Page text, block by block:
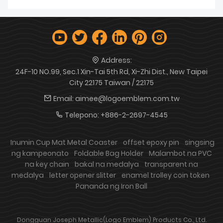
Address:
24F-10 NO.99, Sec.1 Xin-Tai 5th Rd, Xi-Zhi Dist., New Taipei
City 22175 Taiwan / 22175
Email: aimee@logoemblem.com.tw
Telepono: +886-2-2697-4545
Inumin Cup Mat Metal Coaster offset epoxy pin
singsing
ng kampeonato Foldable Bag Holder Malambot na PVC
na key chain bakal na medalya
transparent na
medalya letter opener slitter enamel trolley coin token
Pananda ng Iron Ball
Dongguan Joseph Metallic(Logo Emblem) Products Co., Ltd.